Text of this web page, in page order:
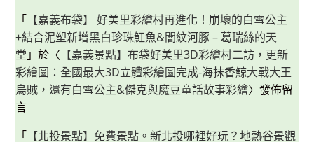
「 【嘉義布袋】 好美里彩繪村再進化！崩壞的白雪公主
+結合泥塑新增黑白珍珠魟魚&闇紋河豚 – 葛瑞絲的天
堂 」於〈 【嘉義景點】布袋好美里3D彩繪村二訪，更新
彩繪圖：全國最大3D立體彩繪圖完成-海抹香鯨大戰大王
烏賊，還有白雪公主&傑克與魔豆童話故事彩繪〉發佈留
言
「 【北投景點】免費景點。新北投哪裡好玩？地熱谷景觀